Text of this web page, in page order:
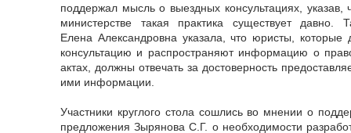
поддержал мысль о выездных консультациях, указав,
министерстве такая практика существует давно.
Елена Александровна указала, что юристы, которые
консультацию и распространяют информацию о
актах, должны отвечать за достоверность
ими информации.
Участники круглого стола сошлись во мнении о
предложения Зырянова С.Г. о необходимости